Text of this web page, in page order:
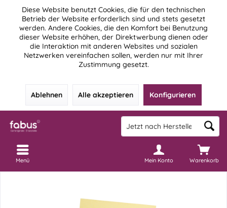
Diese Website benutzt Cookies, die für den technischen
Betrieb der Website erforderlich sind und stets gesetzt
werden. Andere Cookies, die den Komfort bei Benutzung
dieser Website erhöhen, der Direktwerbung dienen oder
die Interaktion mit anderen Websites und sozialen
Netzwerken vereinfachen sollen, werden nur mit Ihrer
Zustimmung gesetzt.
Ablehnen Alle akzeptieren Konfigurieren
Warenkorb
Mein Konto
Menü